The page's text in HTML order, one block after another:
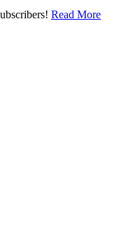
Read More